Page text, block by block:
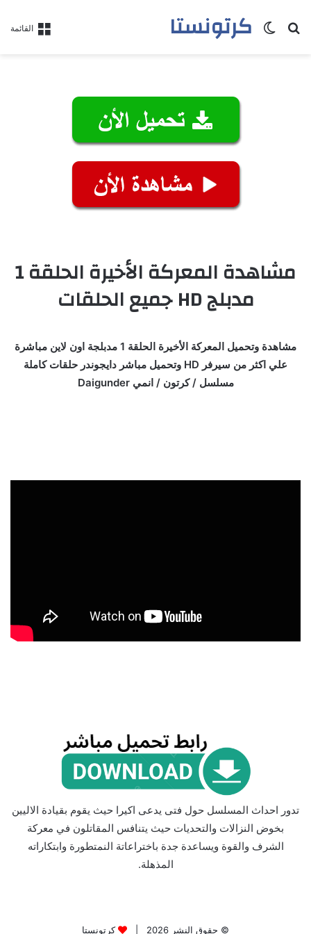
القائمة كرتونستابحث عنالوضع المظلم
مشاهدة المعركة الأخيرة الحلقة 1
مدبلج HD جميع الحلقات
مشاهدة وتحميل المعركة الأخيرة الحلقة 1 مدبلجة اون لاين مباشرة
علي اكثر من سيرفر HD وتحميل مباشر دايجوندر حلقات كاملة
مسلسل / كرتون / انمي Daigunder
تدور احداث المسلسل حول فتى يدعى اكيرا حيث يقوم بقيادة الاليين
بخوض النزالات والتحديات حيث يتنافس المقاتلون في معركة
الشرف والقوة ويساعدة جدة باختراعاتة النمتطورة وابتكاراته
المذهلة.
© حقوق النشر 2026 | كرتونستا